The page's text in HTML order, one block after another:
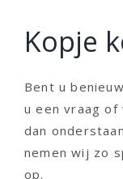
Kopje
Bent u
u een vraag of
dan
nemen wij zo
op.